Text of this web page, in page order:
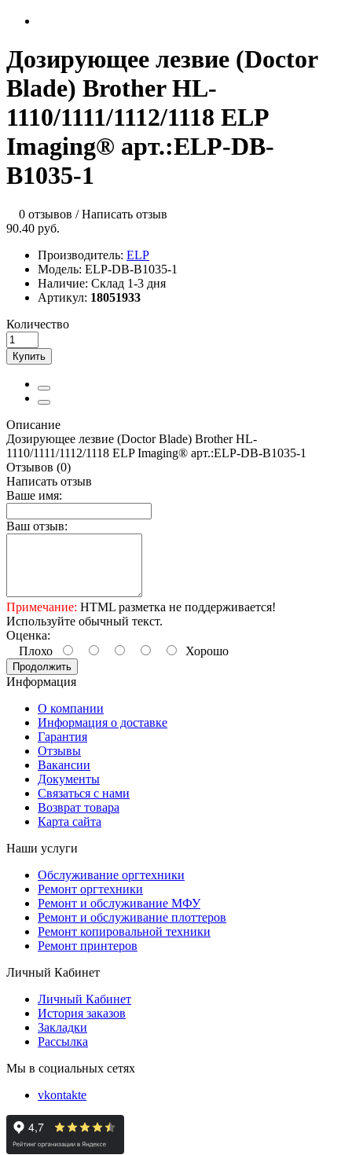
Дозирующее лезвие (Doctor
Blade) Brother HL-
1110/1111/1112/1118 ELP
Imaging® арт.:ELP-DB-
B1035-1
0 отзывов /Написать отзыв
90.40 руб.
Производитель: ELP
Модель: ELP-DB-B1035-1
Наличие: Склад 1-3 дня
Артикул: 18051933
Количество
Купить
Описание
Дозирующее лезвие (Doctor Blade) Brother HL-
1110/1111/1112/1118 ELP Imaging® арт.:ELP-DB-B1035-1
Отзывов (0)
Написать отзыв
Ваше имя:
Ваш отзыв:
Примечание: HTML разметка не поддерживается!
Используйте обычный текст.
Оценка:
Плохо
Хорошо
Продолжить
Информация
О компании
Информация о доставке
Гарантия
Отзывы
Вакансии
Документы
Связаться с нами
Возврат товара
Карта сайта
Наши услуги
Обслуживание оргтехники
Ремонт оргтехники
Ремонт и обслуживание МФУ
Ремонт и обслуживание плоттеров
Ремонт копировальной техники
Ремонт принтеров
Личный Кабинет
Личный Кабинет
История заказов
Закладки
Рассылка
Мы в социальных сетях
vkontakte